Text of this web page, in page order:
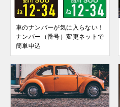
車のナンバーが気に入らない！
ナンバー（番号）変更ネットで
簡単申込